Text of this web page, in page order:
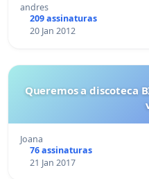
andres
209 assinaturas
20 Jan 2012
Queremos a discoteca
Joana
76 assinaturas
21 Jan 2017